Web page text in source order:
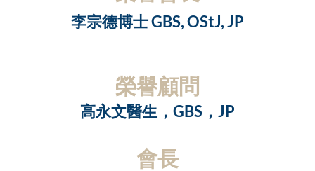
李宗德博士 GBS, OStJ, JP
榮譽顧問
高永文醫生，GBS，JP
會長